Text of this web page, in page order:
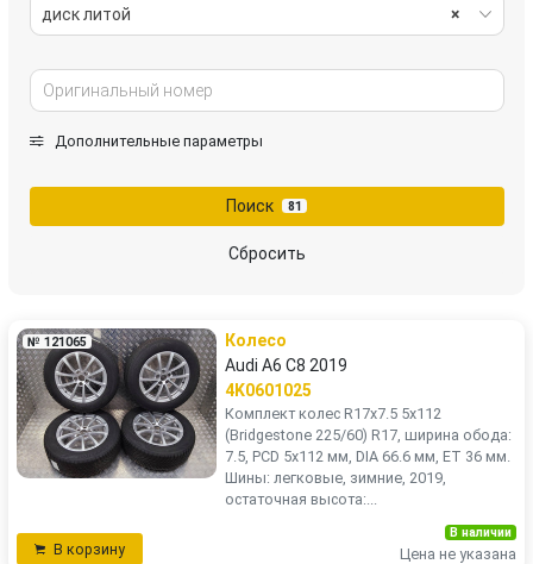
×
диск литой
Дополнительные параметры
Поиск 81
Сбросить
№ 121065
Колесо
Audi A6 C8 2019
4K0601025
Комплект колес R17x7.5 5x112
(Bridgestone 225/60) R17, ширина обода:
7.5, PCD 5x112 мм, DIA 66.6 мм, ET 36 мм.
Шины: легковые, зимние, 2019,
остаточная высота:...
В корзину
В наличии
Цена не указана